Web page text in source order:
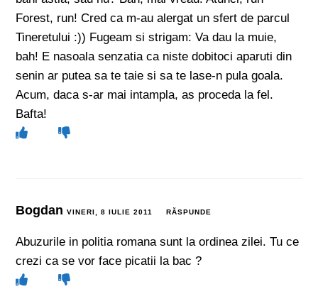
Forest, run! Cred ca m-au alergat un sfert de parcul
Tineretului :)) Fugeam si strigam: Va dau la muie,
bah! E nasoala senzatia ca niste dobitoci aparuti din
senin ar putea sa te taie si sa te lase-n pula goala.
Acum, daca s-ar mai intampla, as proceda la fel.
Bafta!
BogdanVINERI, 8 IULIE 2011 RĂSPUNDE
Abuzurile in politia romana sunt la ordinea zilei. Tu ce
crezi ca se vor face picatii la bac ?